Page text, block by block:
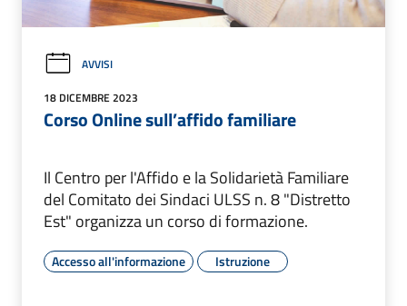
AVVISI
18 DICEMBRE 2023
Corso Online sull’affido familiare
Il Centro per l'Affido e la Solidarietà Familiare
del Comitato dei Sindaci ULSS n. 8 "Distretto
Est" organizza un corso di formazione.
Accesso all'informazione Istruzione